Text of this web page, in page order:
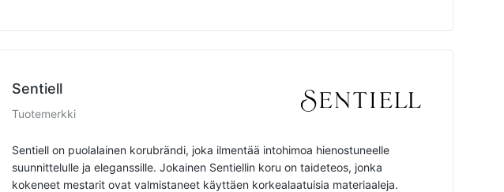
Sentiell
Tuotemerkki
Sentiell on puolalainen korubrändi, joka ilmentää intohimoa hienostuneelle
suunnittelulle ja eleganssille. Jokainen Sentiellin koru on taideteos, jonka
kokeneet mestarit ovat valmistaneet käyttäen korkealaatuisia materiaaleja.